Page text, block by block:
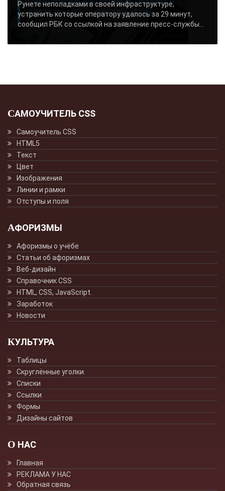
«РОСТЕЛЕКОМ» - «НОВОСТИ СЕТИ»..
Рунете неполадками в своей инфраструктуре,
устранить которые оператору удалось за 29 минут,
сообщил РБК со ссылкой на заявление пресс-службы...
САМОУЧИТЕЛЬ CSS
Самоучитель CSS
HTML5
Текст
Цвет
Изображения
Линии и рамки
Отступы и поля
АФОРИЗМЫ
Афоризмы о учёбе
Статьи об афоризмах
Веб-дизайн
Справочник CSS
HTML, CSS, JavaScript.
Заработок
Новости
КУЛЬТУРА
Таблицы
Скруглённые уголки.
Списки
Ссылки
Формы
Дизайны сайтов
О НАС
Главная
РЕКЛАМА У НАС
Обратная связь